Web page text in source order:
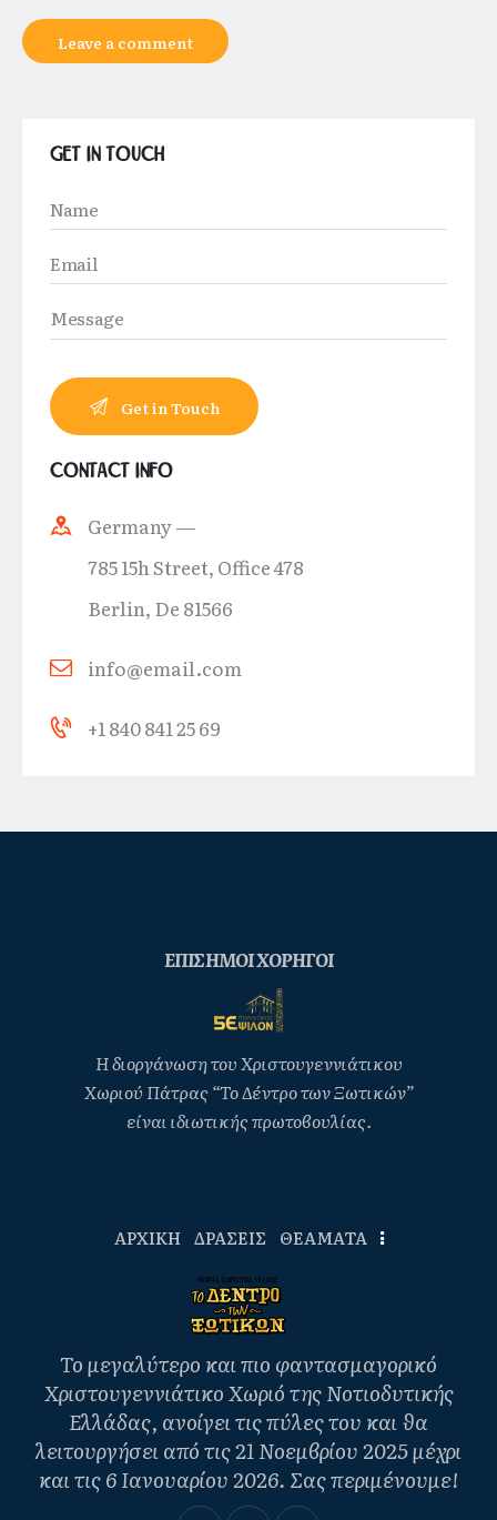
Get in Touch
Contact Info
Germany —
785 15h Street, Office 478
Berlin, De 81566
info@email.com
+1 840 841 25 69
ΕΠΙΣΗΜΟΙ ΧΟΡΗΓΟΙ
Η διοργάνωση του Χριστουγεννιάτικου
Χωριού Πάτρας “Το Δέντρο των Ξωτικών”
είναι ιδιωτικής πρωτοβουλίας.
ΑΡΧΙΚΗ ΔΡΑΣΕΙΣ ΘΕΑΜΑΤΑ
Το μεγαλύτερο και πιο φαντασμαγορικό
Χριστουγεννιάτικο Χωριό της Νοτιοδυτικής
Ελλάδας, ανοίγει τις πύλες του και θα
λειτουργήσει από τις 21 Νοεμβρίου 2025 μέχρι
και τις 6 Ιανουαρίου 2026. Σας περιμένουμε!